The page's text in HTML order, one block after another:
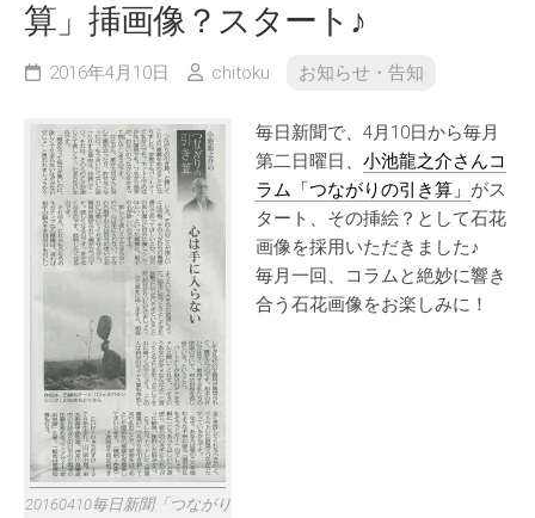
算」挿画像？スタート♪
2016年4月10日 chitoku お知らせ・告知
20160410毎日新聞「つながり
毎日新聞で、4月10日から毎月
第二日曜日、 小池龍之介さんコ
ラム「つながりの引き算」 がス
タート、その挿絵？として石花
画像を採用いただきました♪
毎月一回、コラムと絶妙に響き
合う石花画像をお楽しみに！